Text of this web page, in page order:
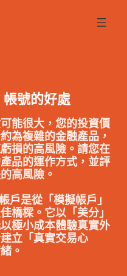
號的好處
能很大，您的投資價
為複雜的金融產品，
損的高風險。請您在
品的運作方式，並評
高風險。
是從「模擬帳戶」
橋樑。它以「美分」
極小成本體驗真實外
立「真實交易心
。